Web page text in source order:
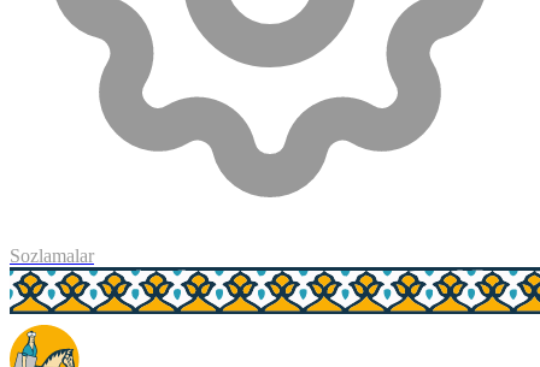
Sozlamalar